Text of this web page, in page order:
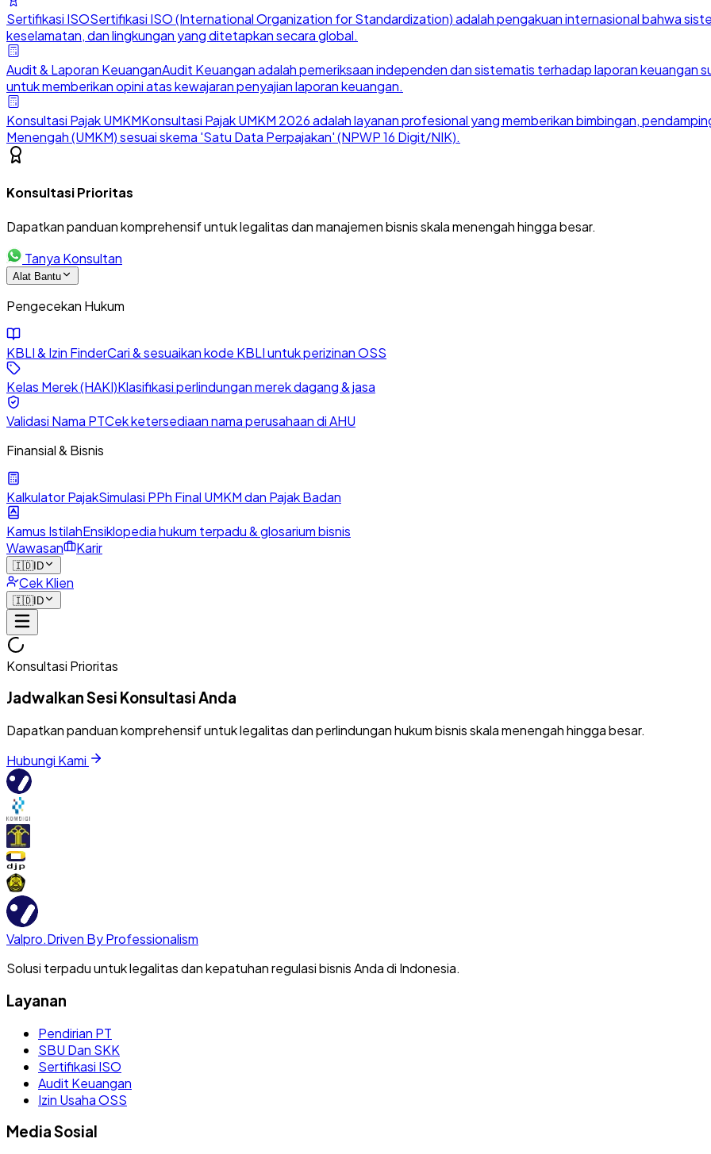
Sertifikasi ISOSertifikasi ISO (International Organization for Standardization) adalah pengakuan internasional bahwa
keselamatan, dan lingkungan yang ditetapkan secara global.
Audit & Laporan KeuanganAudit Keuangan adalah pemeriksaan independen dan sistematis terhadap laporan keuangan
untuk memberikan opini atas kewajaran penyajian laporan keuangan.
Konsultasi Pajak UMKMKonsultasi Pajak UMKM 2026 adalah layanan profesional yang memberikan bimbingan,
Menengah (UMKM) sesuai skema 'Satu Data Perpajakan' (NPWP 16 Digit/NIK).
Konsultasi Prioritas
Dapatkan panduan komprehensif untuk legalitas dan manajemen bisnis skala menengah hingga besar.
Tanya Konsultan
Alat Bantu
Pengecekan Hukum
KBLI & Izin FinderCari & sesuaikan kode KBLI untuk perizinan OSS
Kelas Merek (HAKI)Klasifikasi perlindungan merek dagang & jasa
Validasi Nama PTCek ketersediaan nama perusahaan di AHU
Finansial & Bisnis
Kalkulator PajakSimulasi PPh Final UMKM dan Pajak Badan
Kamus IstilahEnsiklopedia hukum terpadu & glosarium bisnis
Wawasan
Karir
🇮🇩ID
Cek Klien
🇮🇩ID
Konsultasi Prioritas
Jadwalkan Sesi Konsultasi Anda
Dapatkan panduan komprehensif untuk legalitas dan perlindungan hukum bisnis skala menengah hingga besar.
Hubungi Kami
Valpro.Driven By Professionalism
Solusi terpadu untuk legalitas dan kepatuhan regulasi bisnis Anda di Indonesia.
Layanan
Pendirian PT
SBU Dan SKK
Sertifikasi ISO
Audit Keuangan
Izin Usaha OSS
Media Sosial